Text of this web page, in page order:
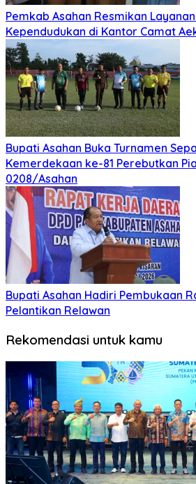
Pemkab Asahan Resmikan
Kependudukan di Kantor Camat
Bupati Asahan Buka Turnamen
Kemerdekaan ke-81 Perebutkan
0208/Asahan
Bupati Asahan Hadiri Pembukaan
Pelantikan Relawan
Rekomendasi untuk kamu